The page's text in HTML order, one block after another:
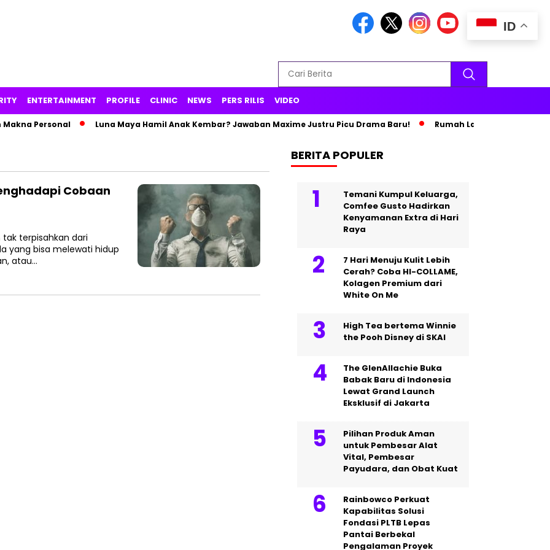
ENTERTAINMENT PROFILE CLINIC NEWS PERS RILIS VIDEO
Personal Luna Maya Hamil Anak Kembar? Jawaban Maxime Justru Picu Drama Baru! Rumah Lama Terbakar, Paris
Cobaan
terpisahkan dari
yang bisa melewati hidup
atau…
BERITA POPULER
Temani Kumpul Keluarga,
Comfee Gusto Hadirkan
Kenyamanan Extra di Hari
Raya
7 Hari Menuju Kulit Lebih
Cerah? Coba HI-COLLAME,
Kolagen Premium dari
White On Me
High Tea bertema Winnie
the Pooh Disney di SKAI
The GlenAllachie Buka
Babak Baru di Indonesia
Lewat Grand Launch
Eksklusif di Jakarta
Pilihan Produk Aman
untuk Pembesar Alat
Vital, Pembesar
Payudara, dan Obat Kuat
Rainbowco Perkuat
Kapabilitas Solusi
Fondasi PLTB Lepas
Pantai Berbekal
Pengalaman Proyek
ID